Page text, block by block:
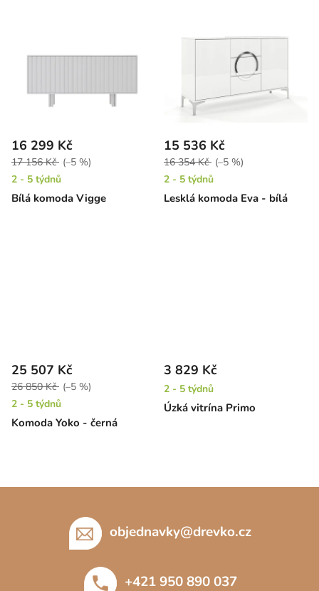
Bílá komoda Vigge
16 299 Kč
17 156 Kč (–5 %)
2 - 5 týdnů
Lesklá komoda Eva - bílá
15 536 Kč
16 354 Kč (–5 %)
2 - 5 týdnů
Komoda Yoko - černá
25 507 Kč
26 850 Kč (–5 %)
2 - 5 týdnů
Úzká vitrína Primo
3 829 Kč
2 - 5 týdnů
objednavky@drevko.cz
+421 950 890 037